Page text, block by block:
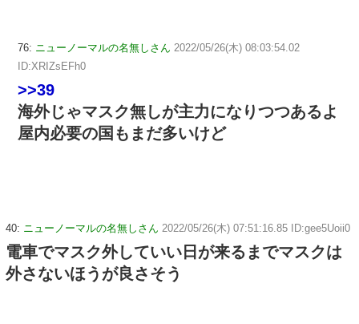
76: ニューノーマルの名無しさん 2022/05/26(木) 08:03:54.02
ID:XRIZsEFh0
>>39
海外じゃマスク無しが主力になりつつあるよ
屋内必要の国もまだ多いけど
40: ニューノーマルの名無しさん 2022/05/26(木) 07:51:16.85 ID:gee5Uoii0
電車でマスク外していい日が来るまでマスクは
外さないほうが良さそう